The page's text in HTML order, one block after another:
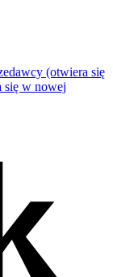
(otwiera się
w nowej